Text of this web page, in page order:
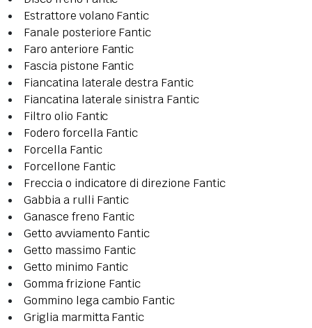
Estrattore volano Fantic
Fanale posteriore Fantic
Faro anteriore Fantic
Fascia pistone Fantic
Fiancatina laterale destra Fantic
Fiancatina laterale sinistra Fantic
Filtro olio Fantic
Fodero forcella Fantic
Forcella Fantic
Forcellone Fantic
Freccia o indicatore di direzione Fantic
Gabbia a rulli Fantic
Ganasce freno Fantic
Getto avviamento Fantic
Getto massimo Fantic
Getto minimo Fantic
Gomma frizione Fantic
Gommino lega cambio Fantic
Griglia marmitta Fantic